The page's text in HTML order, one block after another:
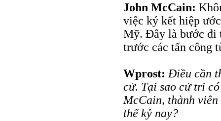
John McCain:
việc ký kết hiệp
Mỹ. Đây là bước đi
trước các tấn công
Wprost: Điều cần
cử. Tại sao cử tri
McCain, thành
thế kỷ nay?